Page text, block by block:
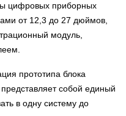
цифровых приборных
от 12,3 до 27 дюймов,
модуль,
прототипа блока
собой единый
в одну систему до